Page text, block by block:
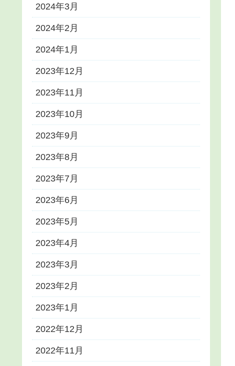
2024年3月
2024年2月
2024年1月
2023年12月
2023年11月
2023年10月
2023年9月
2023年8月
2023年7月
2023年6月
2023年5月
2023年4月
2023年3月
2023年2月
2023年1月
2022年12月
2022年11月